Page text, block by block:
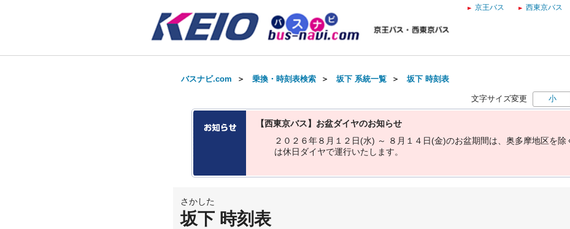
京王バス 西東京バス
バスナビ.com ＞ 乗換・時刻表検索 ＞ 坂下 系統一覧 ＞ 坂下 時刻表
文字サイズ変更 小
【西東京バス】お盆ダイヤのお知らせ
２ ０ ２ ６年８ 月 １ ２ 日(水) ～ ８ 月 １ ４ 日(金)のお盆期間は 奥多摩地区を除
は休日 ダイヤで運行いた し ます。
さかした
坂下 時刻表